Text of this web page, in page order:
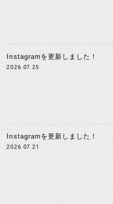
Instagramを更新しました！
2026.07.25
Instagramを更新しました！
2026.07.21